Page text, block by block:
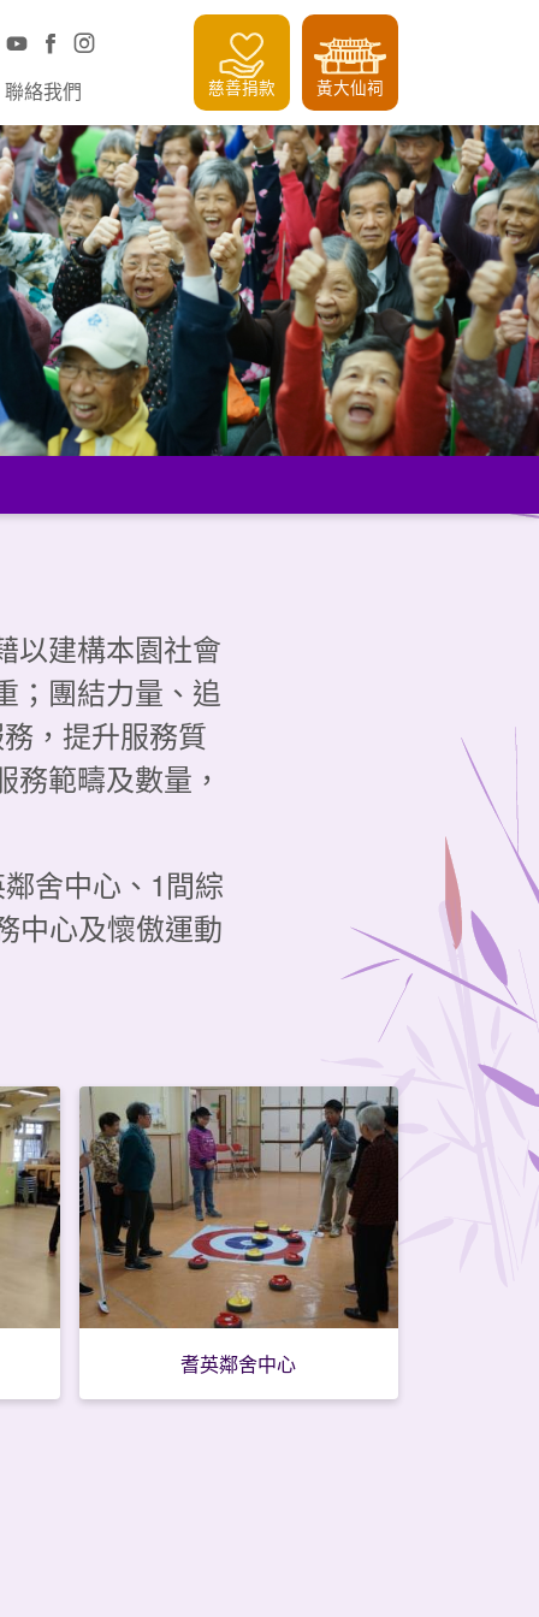
聯絡我們 慈善捐款 黃大仙祠
以建構本園社會
；團結力量、追
，提升服務質
範疇及數量，
舍中心、1間綜
中心及懷傲運動
耆英鄰舍中心